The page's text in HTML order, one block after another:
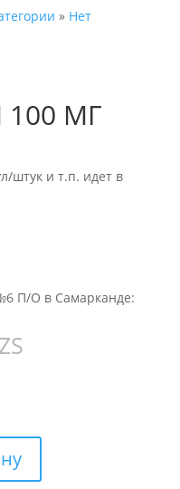
» Нет
МГ
штук и т.п. идет в
П/О в Самарканде: